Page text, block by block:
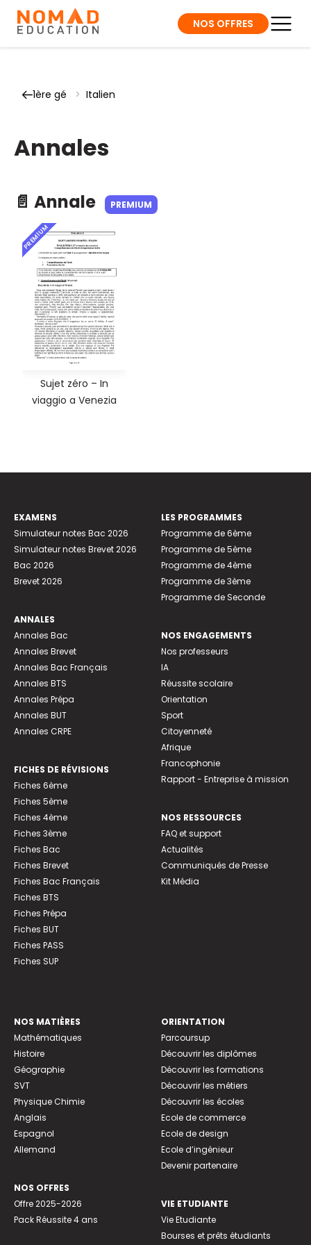
NOS OFFRES
1ère gé > Italien
Annales
📄 Annale PREMIUM
PREMIUM
Sujet zéro – In
viaggio a Venezia
EXAMENS
Simulateur notes Bac 2026
Simulateur notes Brevet 2026
Bac 2026
Brevet 2026
ANNALES
Annales Bac
Annales Brevet
Annales Bac Français
Annales BTS
Annales Prépa
Annales BUT
Annales CRPE
FICHES DE RÉVISIONS
Fiches 6ème
Fiches 5ème
Fiches 4ème
Fiches 3ème
Fiches Bac
Fiches Brevet
Fiches Bac Français
Fiches BTS
Fiches Prépa
Fiches BUT
Fiches PASS
Fiches SUP
LES PROGRAMMES
Programme de 6ème
Programme de 5ème
Programme de 4ème
Programme de 3ème
Programme de Seconde
NOS ENGAGEMENTS
Nos professeurs
IA
Réussite scolaire
Orientation
Sport
Citoyenneté
Afrique
Francophonie
Rapport - Entreprise à mission
NOS RESSOURCES
FAQ et support
Actualités
Communiqués de Presse
Kit Média
NOS MATIÈRES
Mathématiques
Histoire
Géographie
SVT
Physique Chimie
Anglais
Espagnol
Allemand
NOS OFFRES
Offre 2025-2026
Pack Réussite 4 ans
ORIENTATION
Parcoursup
Découvrir les diplômes
Découvrir les formations
Découvrir les métiers
Découvrir les écoles
Ecole de commerce
Ecole de design
Ecole d’ingénieur
Devenir partenaire
VIE ETUDIANTE
Vie Etudiante
Bourses et prêts étudiants